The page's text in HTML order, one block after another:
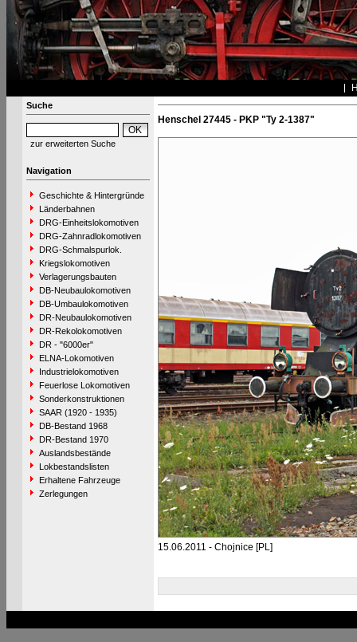
Suche
zur erweiterten Suche
Navigation
Geschichte & Hintergründe
Länderbahnen
DRG-Einheitslokomotiven
DRG-Zahnradlokomotiven
DRG-Schmalspurlok.
Kriegslokomotiven
Verlagerungsbauten
DB-Neubaulokomotiven
DB-Umbaulokomotiven
DR-Neubaulokomotiven
DR-Rekolokomotiven
DR - "6000er"
ELNA-Lokomotiven
Industrielokomotiven
Feuerlose Lokomotiven
Sonderkonstruktionen
SAAR (1920 - 1935)
DB-Bestand 1968
DR-Bestand 1970
Auslandsbestände
Lokbestandslisten
Erhaltene Fahrzeuge
Zerlegungen
Henschel 27445 - PKP "Ty 2-1387"
15.06.2011 - Chojnice [PL]